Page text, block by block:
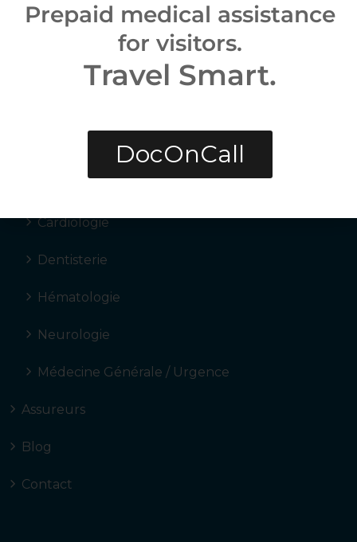
Système Digestif
Médecine Interne
Laboratoire Clinique
Cardiologie
Dentisterie
Hématologie
Neurologie
Médecine Générale / Urgence
Assureurs
Blog
Contact
Prepaid medical assistance
for visitors.
Travel Smart.
DocOnCall